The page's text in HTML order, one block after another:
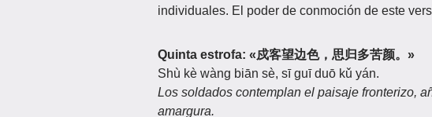
individuales. El poder de conmoción de este
Quinta estrofa: «戍客望边色，思归多苦颜。»
Shù kè wàng biān sè, sī guī duō kǔ yán.
Los soldados contemplan el paisaje fronterizo,
amargura.